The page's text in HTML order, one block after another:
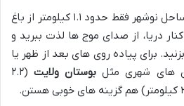
اگه دلتون هوای دریا کرده، ساحل نوشهر فقط حدود ۱.۱ کیلومتر از باغ
دریا، از صدای موج ها لذت ببرید و
برای پیاده روی های بعد از ظهر یا
های شهری مثل بوستان ولایت
(۲.۲